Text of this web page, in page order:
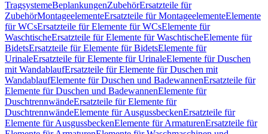
TragsystemeBeplankungenZubehörErsatzteile für
ZubehörMontageelementeErsatzteile für MontageelementeElemente
für WCsErsatzteile für Elemente für WCsElemente für
WaschtischeErsatzteile für Elemente für WaschtischeElemente für
BidetsErsatzteile für Elemente für BidetsElemente für
UrinaleErsatzteile für Elemente für UrinaleElemente für Duschen
mit WandablaufErsatzteile für Elemente für Duschen mit
WandablaufElemente für Duschen und BadewannenErsatzteile für
Elemente für Duschen und BadewannenElemente für
DuschtrennwändeErsatzteile für Elemente für
DuschtrennwändeElemente für AusgussbeckenErsatzteile für
Elemente für AusgussbeckenElemente für ArmaturenErsatzteile für